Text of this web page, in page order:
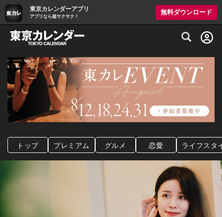
東京カレンダーアプリ
アプリなら超サクサク！
無料ダウンロード
グルメ情報・プレミアムレストラン予約
トップ プレミアム グルメ 恋愛 ライフスタ